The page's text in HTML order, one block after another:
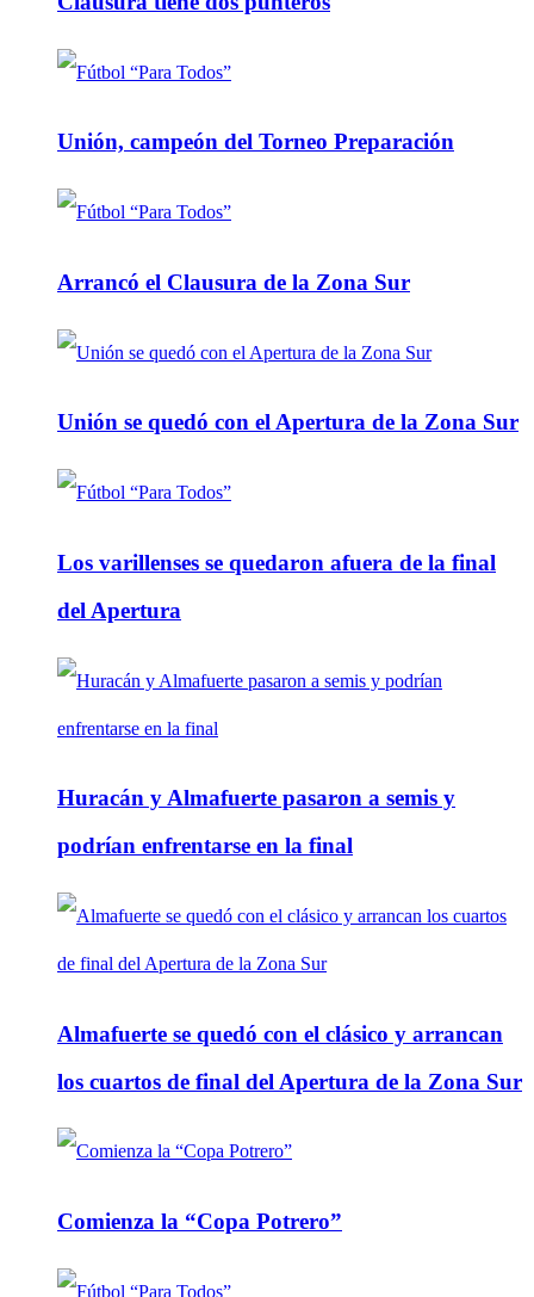
Unión, campeón del Torneo Preparación
Arrancó el Clausura de la Zona Sur
Unión se quedó con el Apertura de la Zona Sur
Los varillenses se quedaron afuera de la final
del Apertura
Huracán y Almafuerte pasaron a semis y
podrían enfrentarse en la final
Almafuerte se quedó con el clásico y arrancan
los cuartos de final del Apertura de la Zona Sur
Comienza la “Copa Potrero”